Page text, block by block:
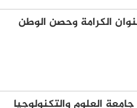
الكرامة وحصن الوطن